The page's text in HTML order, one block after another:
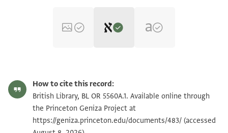
Moshe Gil,Palestine During the First Muslim Period (634–1099)‎
Hebrew) (Tel Aviv University, 1983), vol. 2.
] שנתים וחמ[ש]ה חדשים
How to cite this record:
British Library, BL OR 5560A.1. Available online through
the Princeton Geniza Project at
https://geniza.princeton.edu/documents/483/ (accessed